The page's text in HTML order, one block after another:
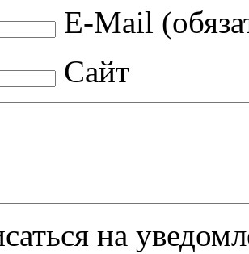
E-Mail
Сайт
на